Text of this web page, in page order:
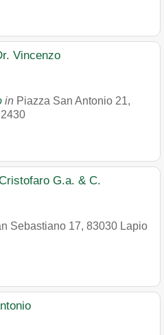
Vincenzo
in Piazza San Antonio 21,
G.a. & C.
Sebastiano 17, 83030 Lapio